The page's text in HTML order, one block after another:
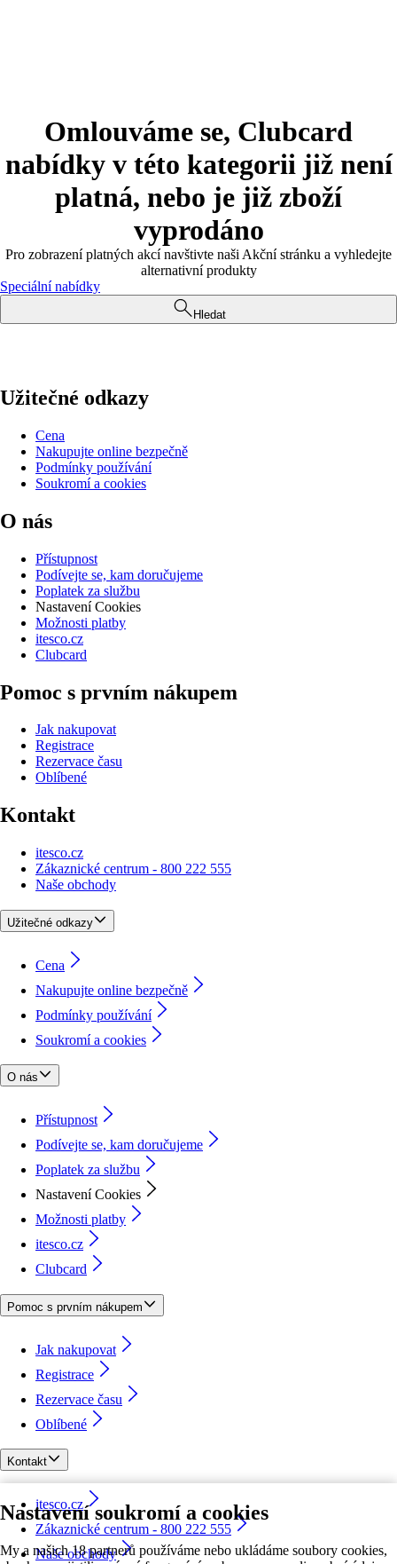
Nastavení soukromí a cookies
My a našich 18 partnerů používáme nebo ukládáme soubory cookies,
Omlouváme se, Clubcard
nabídky v této kategorii již není
platná, nebo je již zboží
vyprodáno
Pro zobrazení platných akcí navštivte naši Akční stránku a vyhledejte
alternativní produkty
Speciální nabídky
Hledat
Užitečné odkazy
Cena
Nakupujte online bezpečně
Podmínky používání
Soukromí a cookies
O nás
Přístupnost
Podívejte se, kam doručujeme
Poplatek za službu
Nastavení Cookies
Možnosti platby
itesco.cz
Clubcard
Pomoc s prvním nákupem
Jak nakupovat
Registrace
Rezervace času
Oblíbené
Kontakt
itesco.cz
Zákaznické centrum - 800 222 555
Naše obchody
Užitečné odkazy
Cena
Nakupujte online bezpečně
Podmínky používání
Soukromí a cookies
O nás
Přístupnost
Podívejte se, kam doručujeme
Poplatek za službu
Nastavení Cookies
Možnosti platby
itesco.cz
Clubcard
Pomoc s prvním nákupem
Jak nakupovat
Registrace
Rezervace času
Oblíbené
Kontakt
itesco.cz
Zákaznické centrum - 800 222 555
Naše obchody